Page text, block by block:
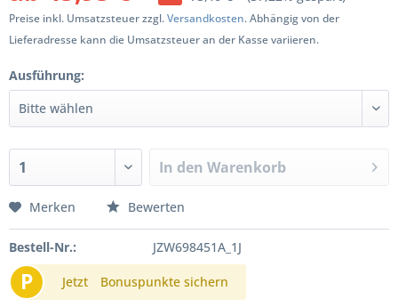
Preise inkl. Umsatzsteuer zzgl.Versandkosten. Abhängig von der
Lieferadresse kann die Umsatzsteuer an der Kasse variieren.
Ausführung:
In den Warenkorb
Merken Bewerten
Bestell-Nr.: JZW698451A_1J
P Jetzt Bonuspunkte sichern